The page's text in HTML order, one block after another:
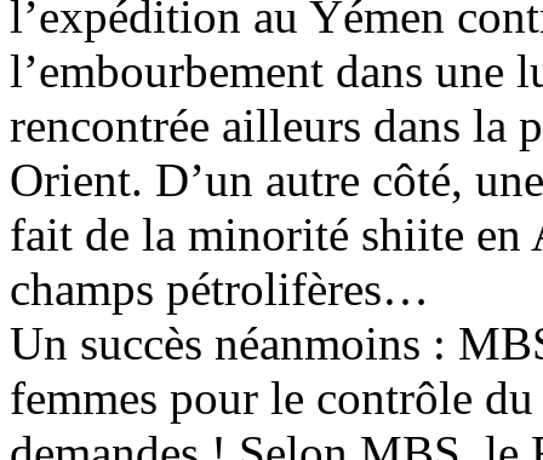
l’expédition au Yémen
l’embourbement dans
rencontrée ailleurs dans la
Orient. D’un autre côté,
fait de la minorité shiite en
champs pétrolifères…
Un succès néanmoins :
femmes pour le contrôle